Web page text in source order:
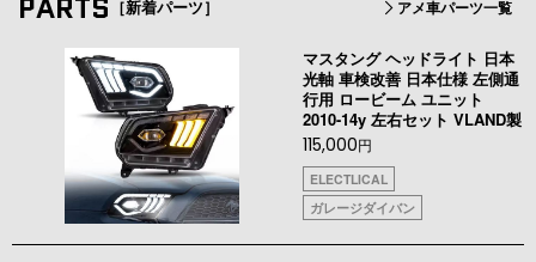
［新着パーツ］ アメ車パーツ一覧
マスタング ヘッドライト 日本
光軸 車検改善 日本仕様 左側通
行用 ロービーム ユニット
2010-14y 左右セット VLAND製
115,000円
ELECTLICAL
ガレージダイバン